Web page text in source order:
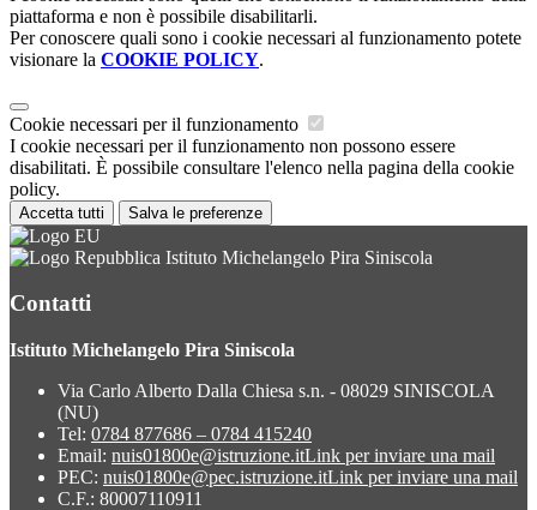
piattaforma e non è possibile disabilitarli.
Per conoscere quali sono i cookie necessari al funzionamento potete
visionare la COOKIE POLICY.
Cookie necessari per il funzionamento
I cookie necessari per il funzionamento non possono essere
disabilitati. È possibile consultare l'elenco nella pagina della cookie
policy.
Accetta tutti Salva le preferenze
Istituto Michelangelo Pira Siniscola
Contatti
Istituto Michelangelo Pira Siniscola
Via Carlo Alberto Dalla Chiesa s.n. - 08029 SINISCOLA
(NU)
Tel: 0784 877686 – 0784 415240
Email: nuis01800e@istruzione.itLink per inviare una mail
PEC: nuis01800e@pec.istruzione.itLink per inviare una mail
C.F.: 80007110911